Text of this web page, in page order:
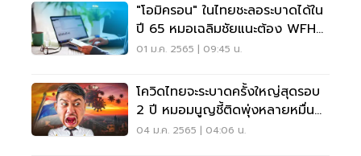
"โอมิครอน" ในไทยชะลอระบาดได้ใน
ปี 65 หมอเฉลิมชัยแนะต้อง WFH
100% หลังปีใหม่
01 ม.ค. 2565 | 09:45 น.
โควิดไทยจะระบาดครั้งใหญ่สุดรอบ
2 ปี หมอมนูญชี้ติดพุ่งหลายหมื่น
คนต่อวัน
04 ม.ค. 2565 | 04:06 น.